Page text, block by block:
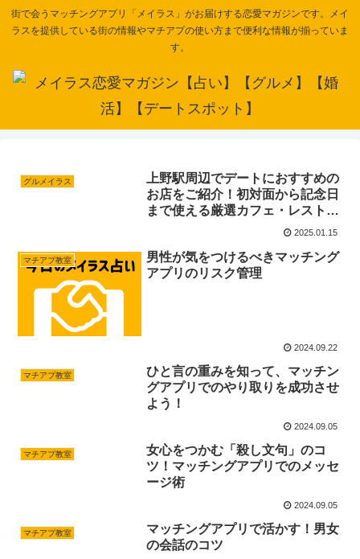
街で会うマッチングアプリ「メイラス」がお届けする恋愛マガジンです。メイ
ラスを提供している街の情報やマチアプの使い方まで便利な情報が揃っていま
す。
グルメイラス
上野駅周辺でデートにおすすめの
お店をご紹介！初対面から記念日
まで使える厳選カフェ・レストラ
2025.01.15
マチアプ教室
男性が気をつけるべきマッチング
アプリのリスク管理
2024.09.22
マチアプ教室
ひと言の重みを知って、マッチン
グアプリでのやり取りを成功させ
よう！
2024.09.05
マチアプ教室
女心をつかむ「殺し文句」のコ
ツ！マッチングアプリでのメッセ
ージ術
2024.09.05
マチアプ教室
マッチングアプリで活かす！男女
の会話のコツ